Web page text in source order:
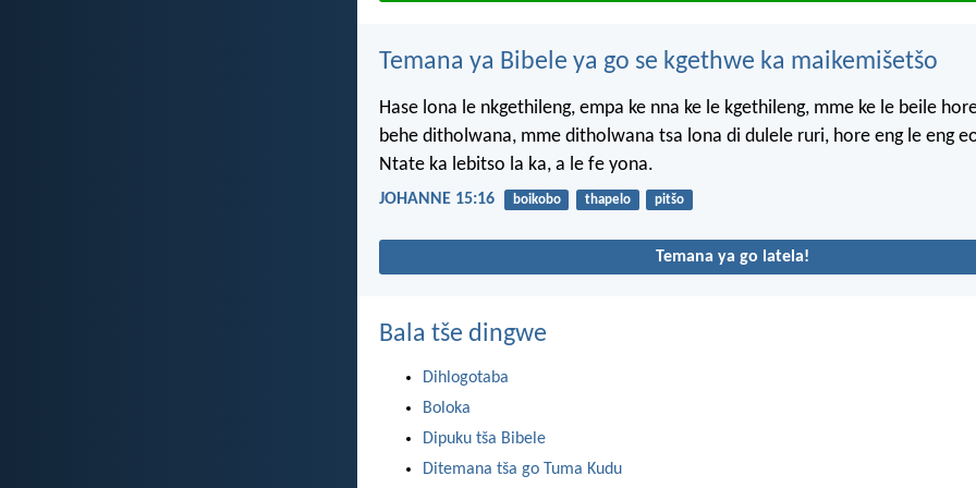
Temana ya Bibele ya go se kgethwe ka maikemišetšo
Hase lona le nkgethileng, empa ke nna ke le kgethileng, mme ke le beile
behe ditholwana, mme ditholwana tsa lona di dulele ruri, hore eng le eng
Ntate ka lebitso la ka, a le fe yona.
JOHANNE 15:16 boikobo thapelo pitšo
Temana ya go latela!
Bala tše dingwe
Dihlogotaba
Boloka
Dipuku tša Bibele
Ditemana tša go Tuma Kudu